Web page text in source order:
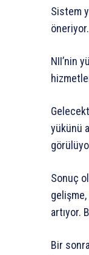
Sistem
NII’nin
yükünü
Sonuç
artıyor.
Bir